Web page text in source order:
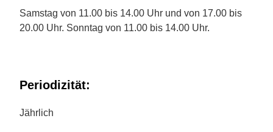
Samstag von 11.00 bis 14.00 Uhr und von 17.00 bis
20.00 Uhr. Sonntag von 11.00 bis 14.00 Uhr.
Periodizität:
Jährlich